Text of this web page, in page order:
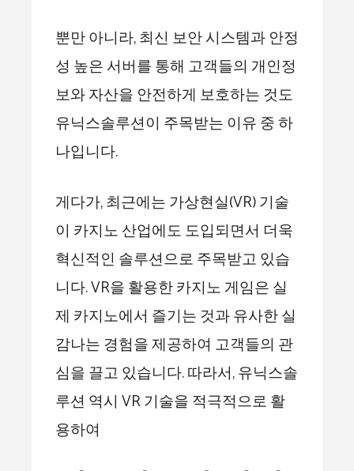
뿐만 아니라, 최신 보안 시스템과 안정
성 높은 서버를 통해 고객들의 개인정
보와 자산을 안전하게 보호하는 것도
유닉스솔루션이 주목받는 이유 중 하
나입니다.
게다가, 최근에는 가상현실(VR) 기술
이 카지노 산업에도 도입되면서 더욱
혁신적인 솔루션으로 주목받고 있습
니다. VR을 활용한 카지노 게임은 실
제 카지노에서 즐기는 것과 유사한 실
감나는 경험을 제공하여 고객들의 관
심을 끌고 있습니다. 따라서, 유닉스솔
루션 역시 VR 기술을 적극적으로 활
용하여